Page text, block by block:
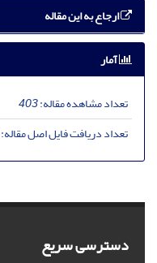
ارجاع به این مقاله
آمار
تعداد مشاهده مقاله:403
تعداد دریافت فایل اصل مقاله:
دسترسی سریع